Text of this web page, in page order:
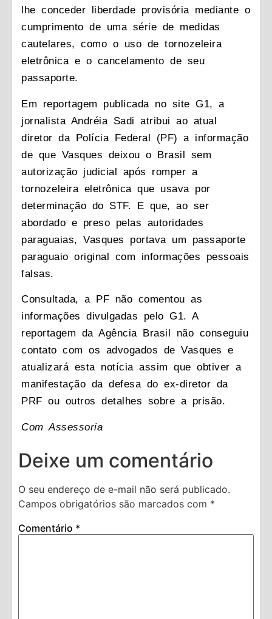
lhe conceder liberdade provisória mediante o
cumprimento de uma série de medidas
cautelares, como o uso de tornozeleira
eletrônica e o cancelamento de seu
passaporte.
Em reportagem publicada no site G1, a
jornalista Andréia Sadi atribui ao atual
diretor da Polícia Federal (PF) a informação
de que Vasques deixou o Brasil sem
autorização judicial após romper a
tornozeleira eletrônica que usava por
determinação do STF. E que, ao ser
abordado e preso pelas autoridades
paraguaias, Vasques portava um passaporte
paraguaio original com informações pessoais
falsas.
Consultada, a PF não comentou as
informações divulgadas pelo G1. A
reportagem da Agência Brasil não conseguiu
contato com os advogados de Vasques e
atualizará esta notícia assim que obtiver a
manifestação da defesa do ex-diretor da
PRF ou outros detalhes sobre a prisão.
Com Assessoria
Deixe um comentário
O seu endereço de e-mail não será publicado.
Campos obrigatórios são marcados com *
Comentário *